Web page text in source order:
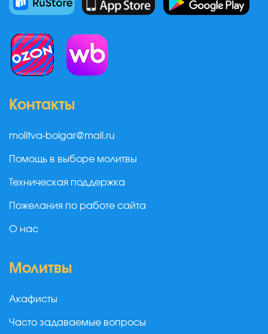
Контакты
molitva-bolgar@mail.ru
Помощь в выборе молитвы
Техническая поддержка
Пожелания по работе сайта
О нас
Молитвы
Акафисты
Часто задаваемые вопросы